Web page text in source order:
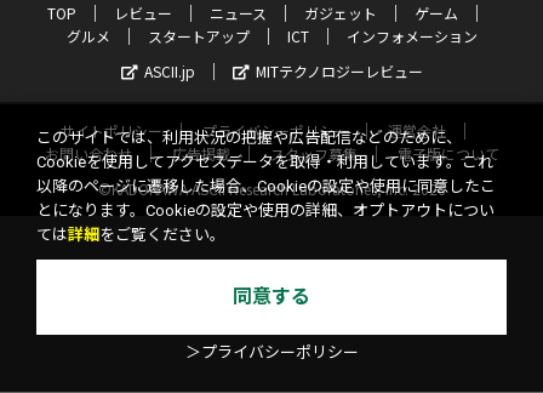
TOP レビュー ニュース ガジェット
ゲーム
グルメ
スタートアップ ICT
インフォメーション
ASCII.jp
MITテクノロジーレビュー
サイトポリシー プライバシーポリシー
運営会社
お問い合わせ
広告掲載 スタッフ募集
電子版について
©KADOKAWA ASCII Research Laboratories, Inc. 2026
このサイトでは、利用状況の把握や広告配信などのために、
Cookieを使用してアクセスデータを取得・利用しています。これ
以降のページに遷移した場合、Cookieの設定や使用に同意したこ
とになります。Cookieの設定や使用の詳細、オプトアウトについ
ては詳細 をご覧ください。
同意する
＞プライバシーポリシー